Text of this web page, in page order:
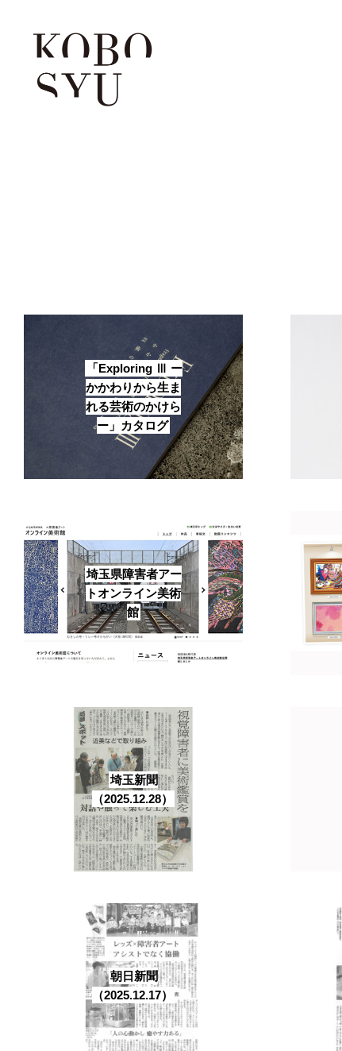
「Exploring Ⅲ ー
かかわりから生ま
れる芸術のかけら
ー」カタログ
埼玉県障害者アー
トオンライン美術
館
埼玉新聞
（2025.12.28）
朝日新聞
（2025.12.17）